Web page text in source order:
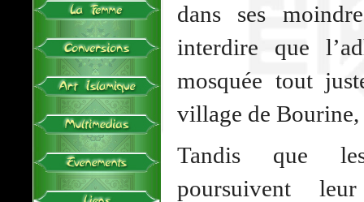
dans ses
interdire que
mosquée tout
village de
Tandis que
poursuivent